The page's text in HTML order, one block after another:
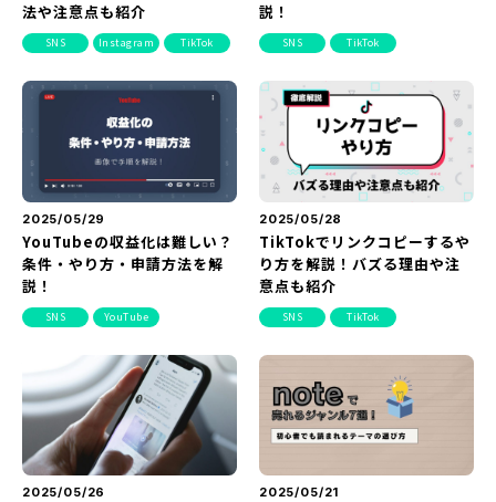
法や注意点も紹介
SNS Instagram TikTok
説！
SNS TikTok
2025/05/29
YouTubeの収益化は難しい？
条件・やり方・申請方法を解
説！
SNS YouTube
2025/05/28
TikTokでリンクコピーするや
り方を解説！バズる理由や注
意点も紹介
SNS TikTok
2025/05/26 2025/05/21